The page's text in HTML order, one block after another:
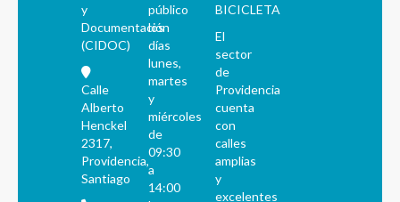
y
Documentación
(CIDOC)
Calle
Alberto
Henckel
2317,
Providencia,
Santiago
público
los
días
lunes,
martes
y
miércoles
de
09:30
a
14:00
BICICLETA
El
sector
de
Providencia
cuenta
con
calles
amplias
y
excelentes